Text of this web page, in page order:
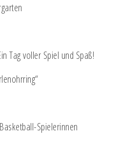
Tag voller Spiel und Spaß!
Spielerinnen